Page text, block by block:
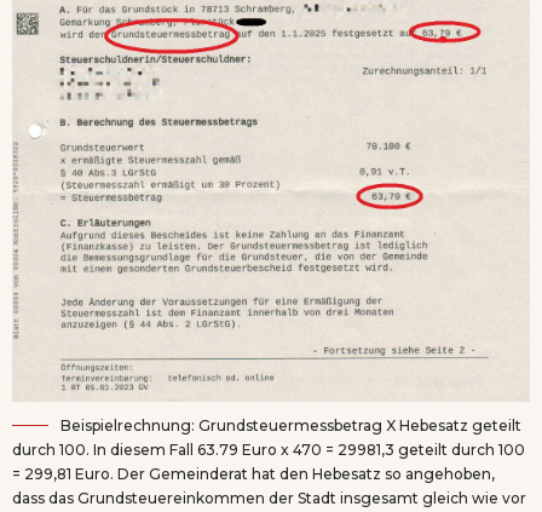
Beispielrechnung: Grundsteuermessbetrag X Hebesatz geteilt
durch 100. In diesem Fall 63.79 Euro x 470 = 29981,3 geteilt durch 100
= 299,81 Euro. Der Gemeinderat hat den Hebesatz so angehoben,
dass das Grundsteuereinkommen der Stadt insgesamt gleich wie vor